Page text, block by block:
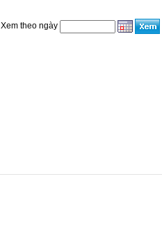
Xem theo ngày